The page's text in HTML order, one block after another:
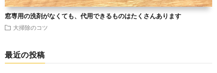
窓専用の洗剤がなくても、代用できるものはたくさんあります
大掃除のコツ
最近の投稿